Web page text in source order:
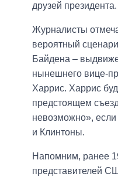
друзей президента.
Журналисты
вероятный
Байдена –
нынешнего вице-
Харрис. Харрис
предстоящем
невозможно»,
и Клинтоны.
Напомним, ранее
представителей